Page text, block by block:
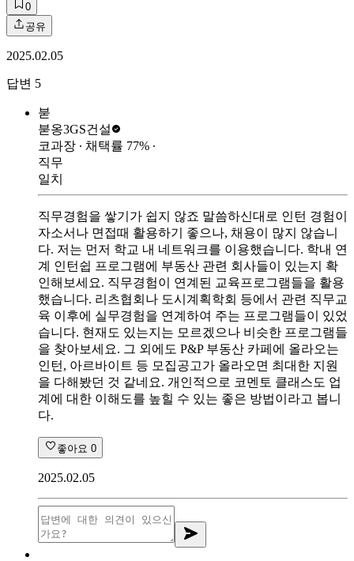
0
공유
2025.02.05
답변 5
붇
붇옹3GS건설
코과장 ∙ 채택률 77% ∙
직무
일치
직무경험을 쌓기가 쉽지 않죠 말씀하신대로 인턴 경험이
자소서나 면접때 활용하기 좋으나, 채용이 많지 않습니
다. 저는 먼저 학교 내 네트워크를 이용했습니다. 학내 연
계 인턴쉽 프로그램에 부동산 관련 회사들이 있는지 확
인해보세요. 직무경험이 연계된 교육프로그램들을 활용
했습니다. 리츠협회나 도시계획학회 등에서 관련 직무교
육 이후에 실무경험을 연계하여 주는 프로그램들이 있었
습니다. 현재도 있는지는 모르겠으나 비슷한 프로그램들
을 찾아보세요. 그 외에도 P&P 부동산 카페에 올라오는
인턴, 아르바이트 등 모집공고가 올라오면 최대한 지원
을 다해봤던 것 같네요. 개인적으로 코멘토 클래스도 업
계에 대한 이해도를 높힐 수 있는 좋은 방법이라고 봅니
다.
좋아요 0
2025.02.05